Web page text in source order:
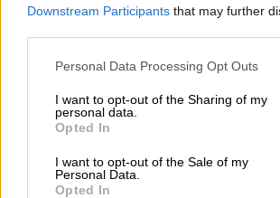
Downstream Participants that may further
Personal Data Processing Opt Outs
I want to opt-out of the Sharing of my
personal data.
Opted In
I want to opt-out of the Sale of my
Personal Data.
Opted In
Opiniones Talleres en Familia - Bichos
Habitantes del Huerto en Móstoles